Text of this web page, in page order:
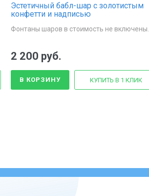
Эстетичный бабл-шар с золотистым
конфетти и надписью
Фонтаны шаров в стоимость не включены.
2 200 руб.
В КОРЗИНУ КУПИТЬ В 1 КЛИК